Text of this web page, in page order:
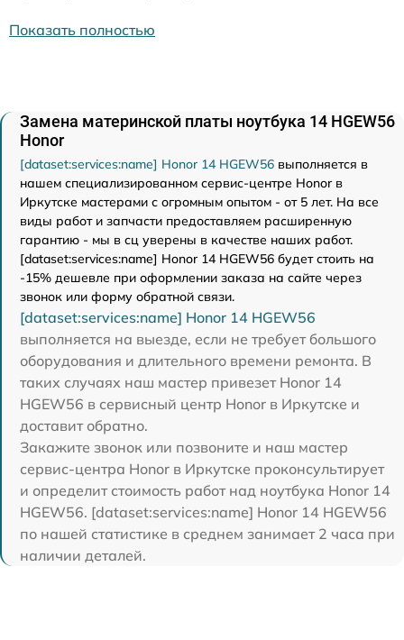
Показать полностью
Замена материнской платы ноутбука 14 HGEW56
Honor
[dataset:services:name] Honor 14 HGEW56 выполняется в
нашем специализированном сервис-центре Honor в
Иркутске мастерами с огромным опытом - от 5 лет. На все
виды работ и запчасти предоставляем расширенную
гарантию - мы в сц уверены в качестве наших работ.
[dataset:services:name] Honor 14 HGEW56 будет стоить на
-15% дешевле при оформлении заказа на сайте через
звонок или форму обратной связи.
[dataset:services:name] Honor 14 HGEW56
выполняется на выезде, если не требует большого
оборудования и длительного времени ремонта. В
таких случаях наш мастер привезет Honor 14
HGEW56 в сервисный центр Honor в Иркутске и
доставит обратно.
Закажите звонок или позвоните и наш мастер
сервис-центра Honor в Иркутске проконсультирует
и определит стоимость работ над ноутбука Honor 14
HGEW56. [dataset:services:name] Honor 14 HGEW56
по нашей статистике в среднем занимает 2 часа при
наличии деталей.